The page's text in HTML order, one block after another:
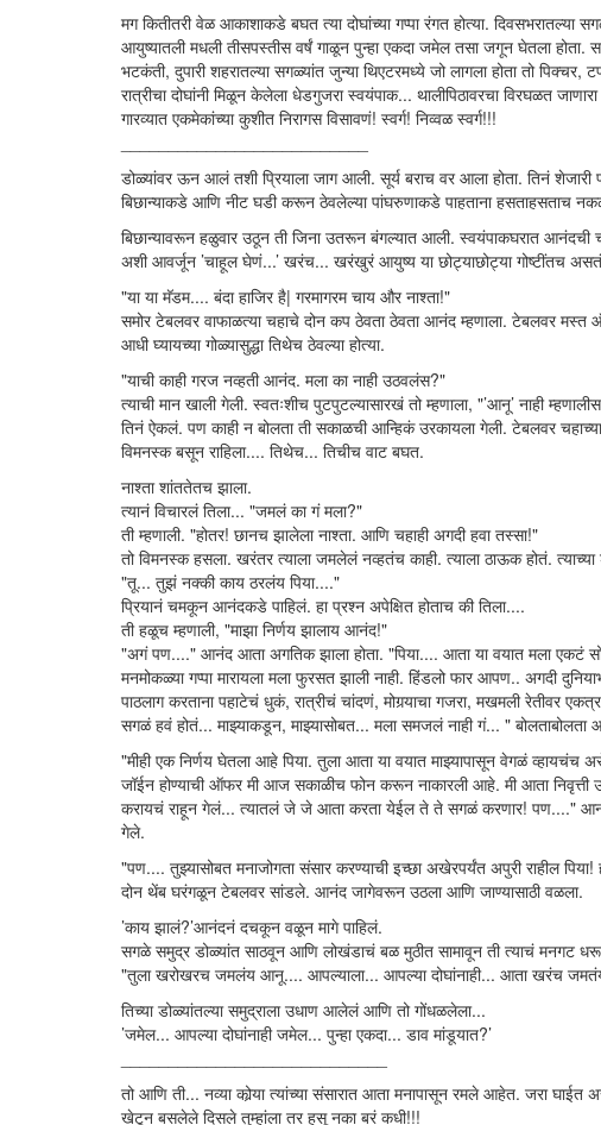
मग कितीतरी वेळ आकाशाकडे बघत त्या दोघांच्या गप्पा रंगत होत्या.
आयुष्यातली मधली तीसपस्तीस वर्षं गाळून पुन्हा एकदा जमेल तसा जगून घेतला होता.
भटकंती, दुपारी शहरातल्या सगळ्यांत जुन्या थिएटरमध्ये जो लागला होता तो
रात्रीचा दोघांनी मिळून केलेला धेडगुजरा स्वयंपाक... थालीपिठावरचा विरघळत
गारव्यात एकमेकांच्या कुशीत निरागस विसावणं! स्वर्ग! निव्वळ स्वर्ग!!!
डोळ्यांवर ऊन आलं तशी प्रियाला जाग आली. सूर्य बराच वर आला होता. तिनं
बिछान्याकडे आणि नीट घडी करून ठेवलेल्या पांघरुणाकडे पाहताना हसताहसताच
बिछान्यावरून हळुवार उठून ती जिना उतरून बंगल्यात आली. स्वयंपाकघरात आनंदची
अशी आवर्जून ’चाहूल घेणं...’ खरंच... खरंखुरं आयुष्य या छोट्याछोट्या गोष्टींतच असतं.
"या या मॅडम.... बंदा हाजिर है| गरमागरम चाय और नाश्ता!"
समोर टेबलवर वाफाळत्या चहाचे दोन कप ठेवता ठेवता आनंद म्हणाला. टेबलवर मस्त
आधी घ्यायच्या गोळ्यासुद्धा तिथेच ठेवल्या होत्या.
"याची काही गरज नव्हती आनंद. मला का नाही उठवलंस?"
त्याची मान खाली गेली. स्वतःशीच पुटपुटल्यासारखं तो म्हणाला, "’आनू’ नाही
तिनं ऐकलं. पण काही न बोलता ती सकाळची आन्हिकं उरकायला गेली. टेबलवर चहाच्या
विमनस्क बसून राहिला.... तिथेच... तिचीच वाट बघत.
नाश्ता शांततेतच झाला.
त्यानं विचारलं तिला... "जमलं का गं मला?"
ती म्हणाली. "होतर! छानच झालेला नाश्ता. आणि चहाही अगदी हवा तस्सा!"
तो विमनस्क हसला. खरंतर त्याला जमलेलं नव्हतंच काही. त्याला ठाऊक होतं. त्याच्या
"तू... तुझं नक्की काय ठरलंय पिया...."
प्रियानं चमकून आनंदकडे पाहिलं. हा प्रश्न अपेक्षित होताच की तिला....
ती हळूच म्हणाली, "माझा निर्णय झालाय आनंद!"
"अगं पण...." आनंद आता अगतिक झाला होता. "पिया.... आता या वयात मला एकटं
मनमोकळ्या गप्पा मारायला मला फुरसत झाली नाही. हिंडलो फार आपण.. अगदी
पाठलाग करताना पहाटेचं धुकं, रात्रीचं चांदणं, मोगर्‍याचा गजरा, मखमली रेतीवर
सगळं हवं होतं... माझ्याकडून, माझ्यासोबत... मला समजलं नाही गं... "
"मीही एक निर्णय घेतला आहे पिया. तुला आता या वयात माझ्यापासून वेगळं
जॉईन होण्याची ऑफर मी आज सकाळीच फोन करून नाकारली आहे. मी आता निवृत्ती
करायचं राहून गेलं... त्यातलं जे जे आता करता येईल ते ते सगळं करणार! पण...."
गेले.
"पण.... तुझ्यासोबत मनाजोगता संसार करण्याची इच्छा अखेरपर्यंत अपुरी राहील
दोन थेंब घरंगळून टेबलवर सांडले. आनंद जागेवरून उठला आणि जाण्यासाठी वळला.
’काय झालं?’आनंदनं दचकून वळून मागे पाहिलं.
सगळे समुद्र डोळ्यांत साठवून आणि लोखंडाचं बळ मुठीत सामावून ती त्याचं मनगट
"तुला खरोखरच जमलंय आनू.... आपल्याला... आपल्या दोघांनाही... आता खरंच
तिच्या डोळ्यांतल्या समुद्राला उधाण आलेलं आणि तो गोंधळलेला...
’जमेल... आपल्या दोघांनाही जमेल... पुन्हा एकदा... डाव मांडूयात?’
तो आणि ती... नव्या कोर्‍या त्यांच्या संसारात आता मनापासून रमले आहेत. जरा
खेटून बसलेले दिसले तुम्हांला तर हसू नका बरं कधी!!!